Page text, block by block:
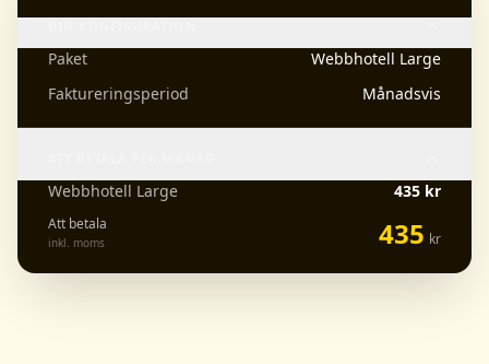
Paket
Webbhotell Large
Faktureringsperiod
Månadsvis
Webbhotell Large 435 kr
Att betala
inkl. moms 435 kr